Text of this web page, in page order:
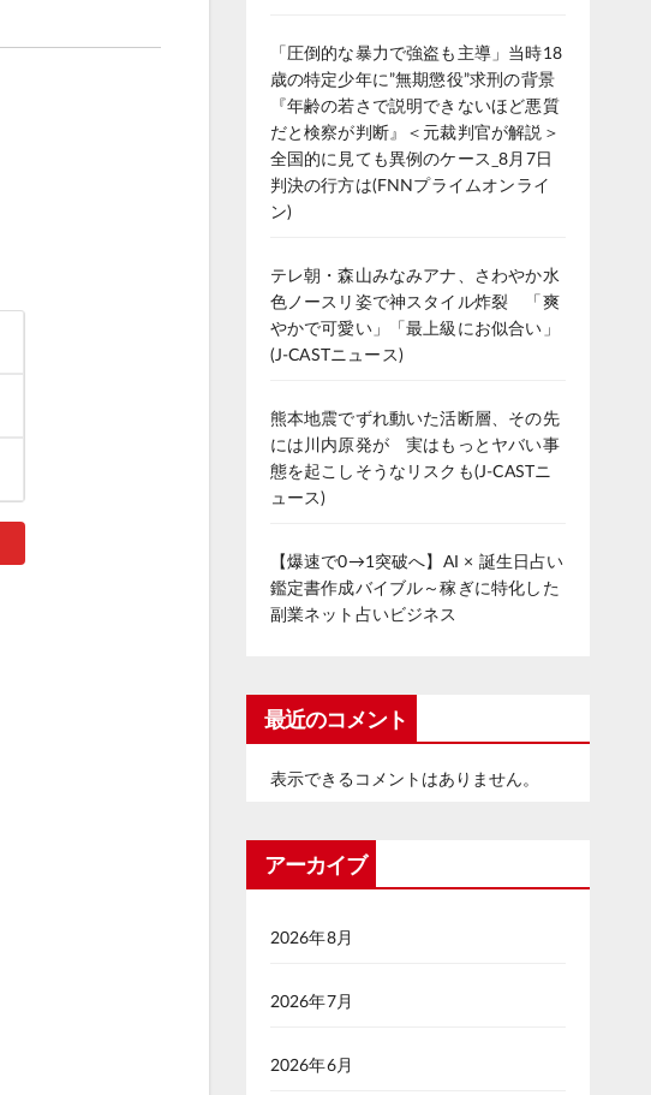
「圧倒的な暴力で強盗も主導」当時18
歳の特定少年に”無期懲役”求刑の背景
『年齢の若さで説明できないほど悪質
だと検察が判断』＜元裁判官が解説＞
全国的に見ても異例のケース_8月7日
判決の行方は(FNNプライムオンライ
ン)
テレ朝・森山みなみアナ、さわやか水
色ノースリ姿で神スタイル炸裂 「爽
やかで可愛い」「最上級にお似合い」
(J-CASTニュース)
熊本地震でずれ動いた活断層、その先
には川内原発が 実はもっとヤバい事
態を起こしそうなリスクも(J-CASTニ
ュース)
【爆速で0→1突破へ】AI × 誕生日占い
鑑定書作成バイブル～稼ぎに特化した
副業ネット占いビジネス
最近のコメント
表示できるコメントはありません。
アーカイブ
2026年8月
2026年7月
2026年6月